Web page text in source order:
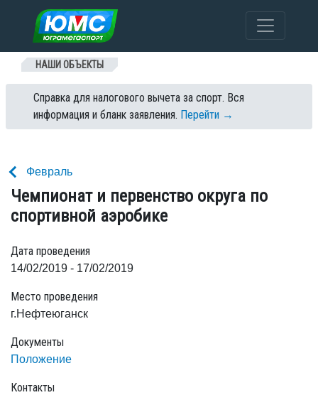
Перейти к содержанию
НАШИ ОБЪЕКТЫ
Справка для налогового вычета за спорт. Вся
информация и бланк заявления. Перейти →
Февраль
Чемпионат и первенство округа по
спортивной аэробике
Дата проведения
14/02/2019 - 17/02/2019
Место проведения
г.Нефтеюганск
Документы
Положение
Контакты